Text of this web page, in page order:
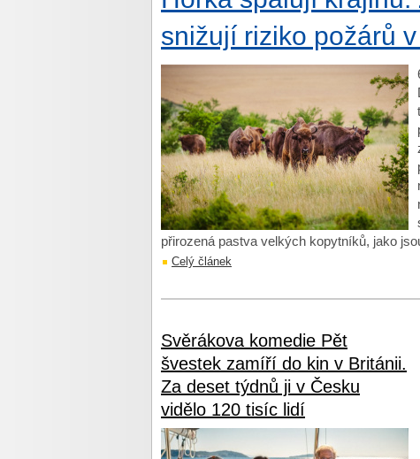
snižují riziko požárů
přirozená pastva velkých kopytníků, jako
Celý článek
Svěrákova komedie Pět
švestek zamíří do kin v Británii.
Za deset týdnů ji v Česku
vidělo 120 tisíc lidí